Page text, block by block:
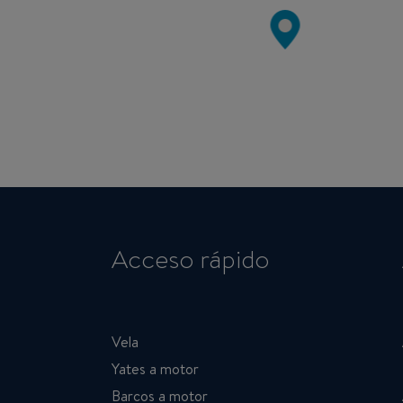
Acceso rápido
Vela
Yates a motor
Barcos a motor